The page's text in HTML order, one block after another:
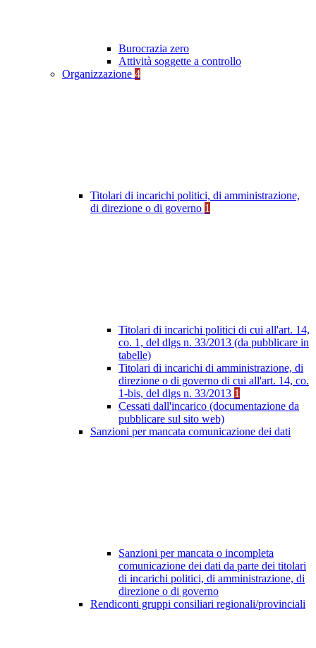
Burocrazia zero
Attività soggette a controllo
Organizzazione 4
Titolari di incarichi politici, di amministrazione,
di direzione o di governo 1
Titolari di incarichi politici di cui all'art. 14,
co. 1, del dlgs n. 33/2013 (da pubblicare in
tabelle)
Titolari di incarichi di amministrazione, di
direzione o di governo di cui all'art. 14, co.
1-bis, del dlgs n. 33/2013 1
Cessati dall'incarico (documentazione da
pubblicare sul sito web)
Sanzioni per mancata comunicazione dei dati
Sanzioni per mancata o incompleta
comunicazione dei dati da parte dei titolari
di incarichi politici, di amministrazione, di
direzione o di governo
Rendiconti gruppi consiliari regionali/provinciali